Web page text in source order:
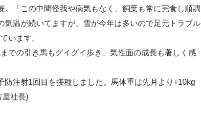
「この中間怪我や病気もなく、飼葉も常に完食し順調
温が続いてますが、雪が今年は多いので足元トラブル
います。
での引き馬もグイグイ歩き、気性面の成長も著しく感
注射1回目を接種しました。馬体重は先月より+10kg
屋社長)